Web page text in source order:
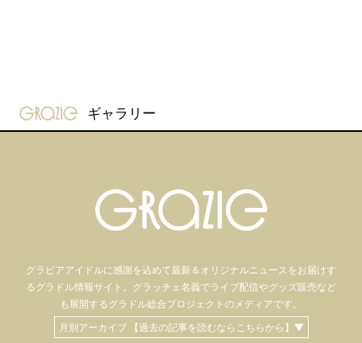
gravure-grazie
ギャラリー
グラビアアイドルに感謝を込めて最新＆オリジナルニュースをお届けす
るグラドル情報サイト。 グラッチェ名義でライブ配信やグッズ販売など
も 展開するグラドル総合プロジェクトのメディアです。
月別アーカイブ 【過去の記事を読むならこちらから】▼